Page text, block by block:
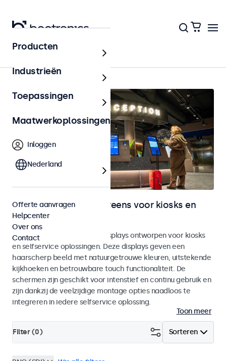
Home
Monitoren en touchscreens voor kiosks en
selfservice
Monitoren en touchscreen displays ontworpen voor kiosks
en selfservice oplossingen. Deze displays geven een
haarscherp beeld met natuurgetrouwe kleuren, uitstekende
kijkhoeken en betrouwbare touch functionaliteit. De
schermen zijn geschikt voor intenstief en continu gebruik en
zijn dankzij de veelzijdige montage opties naadloos te
integreren in iedere selfservice oplossing.
Toon meer
Sorteren
Filter (0)
Producten
Industrieën
Toepassingen
Maatwerkoplossingen
Inloggen
Nederland
Offerte aanvragen
Helpcenter
Over ons
Contact